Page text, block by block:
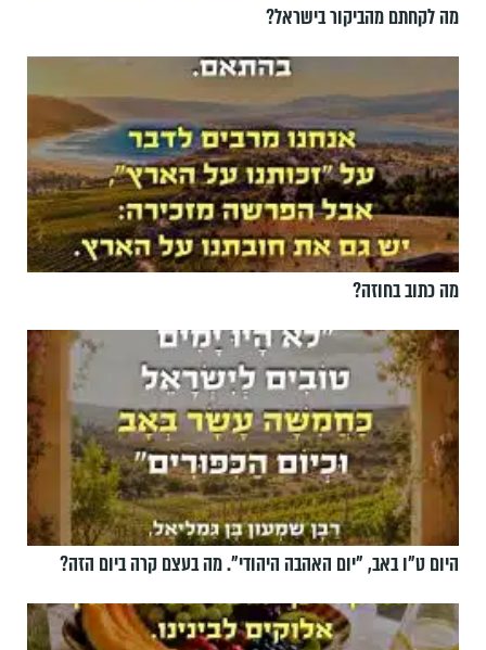
מה לקחתם מהביקור בישראל?
מה כתוב בחוזה?
היום ט"ו באב, ”יום האהבה היהודי". מה בעצם קרה ביום הזה?